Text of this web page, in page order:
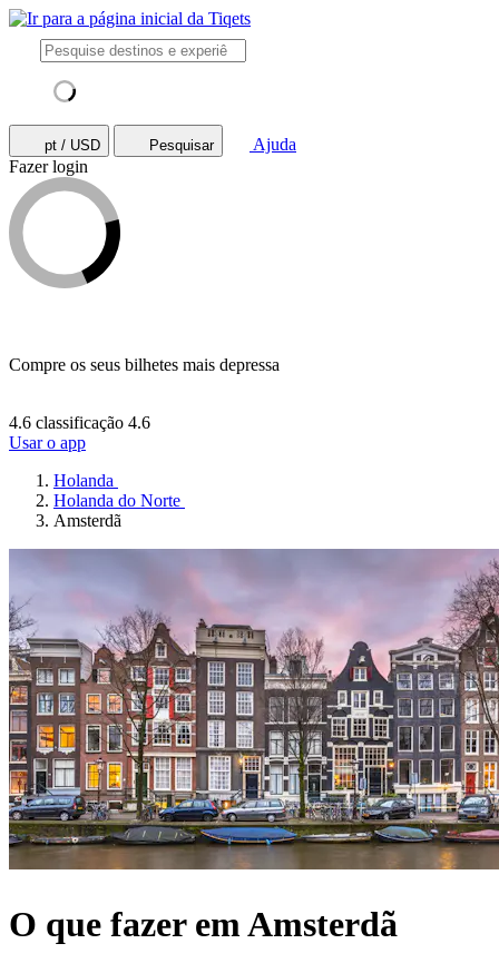
pt / USD Pesquisar
Ajuda
Fazer login
Compre os seus bilhetes mais depressa
4.6 classificação 4.6
Usar o app
Holanda
Holanda do Norte
Amsterdã
O que fazer em Amsterdã